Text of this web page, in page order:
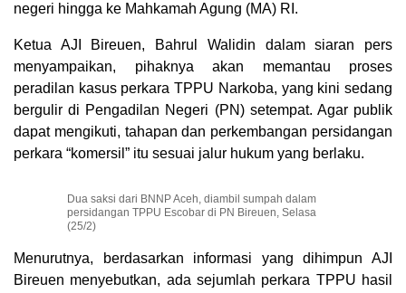
negeri hingga ke Mahkamah Agung (MA) RI.
Ketua AJI Bireuen, Bahrul Walidin dalam siaran pers
menyampaikan, pihaknya akan memantau proses
peradilan kasus perkara TPPU Narkoba, yang kini sedang
bergulir di Pengadilan Negeri (PN) setempat. Agar publik
dapat mengikuti, tahapan dan perkembangan persidangan
perkara “komersil” itu sesuai jalur hukum yang berlaku.
Dua saksi dari BNNP Aceh, diambil sumpah dalam
persidangan TPPU Escobar di PN Bireuen, Selasa
(25/2)
Menurutnya, berdasarkan informasi yang dihimpun AJI
Bireuen menyebutkan, ada sejumlah perkara TPPU hasil